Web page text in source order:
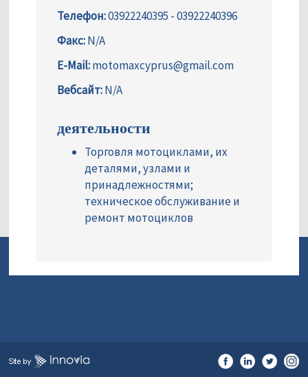
Телефон:03922240395 - 03922240396
Факс:N/A
E-Mail:motomaxcyprus@gmail.com
Вебсайт:N/A
деятельности
Торговля мотоциклами, их
деталями, узлами и
принадлежностями;
техническое обслуживание и
ремонт мотоциклов